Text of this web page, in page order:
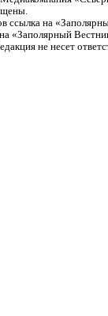
ссылка на
«Заполярный
не несет